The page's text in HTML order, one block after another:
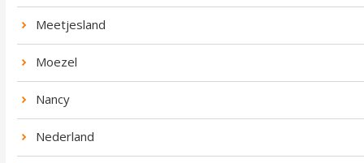
Meetjesland
Moezel
Nancy
Nederland